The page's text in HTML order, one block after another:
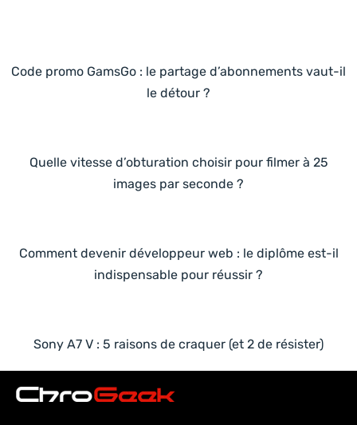
Code promo GamsGo : le partage d’abonnements vaut-il
le détour ?
Quelle vitesse d’obturation choisir pour filmer à 25
images par seconde ?
Comment devenir développeur web : le diplôme est-il
indispensable pour réussir ?
Sony A7 V : 5 raisons de craquer (et 2 de résister)